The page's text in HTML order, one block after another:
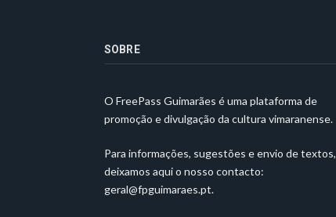
SOBRE
O FreePass Guimarães é uma plataforma de
promoção e divulgação da cultura vimaranense.
Para informações, sugestões e envio de textos,
deixamos aqui o nosso contacto:
geral@fpguimaraes.pt.